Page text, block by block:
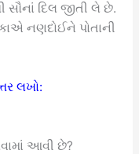
સૌનાં દિલ જીતી લે છે.
નણદોઈને પોતાની
લખો:
આવી છે?